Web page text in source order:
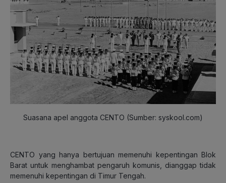
Suasana apel anggota CENTO (Sumber: syskool.com)
CENTO yang hanya bertujuan memenuhi kepentingan Blok
Barat untuk menghambat pengaruh komunis, dianggap tidak
memenuhi kepentingan di Timur Tengah.